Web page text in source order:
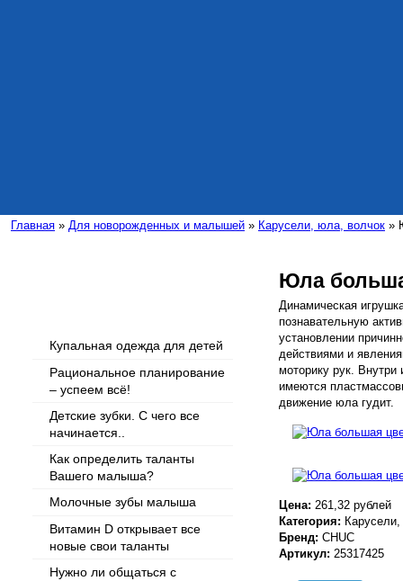
Главная » Для новорожденных и малышей » Карусели, юла, волчок »
Купальная одежда для детей
Рациональное планирование
– успеем всё!
Детские зубки. С чего все
начинается..
Как определить таланты
Вашего малыша?
Молочные зубы малыша
Витамин D открывает все
новые свои таланты
Нужно ли общаться с
Юла
Динамическая
познавательную
установлении
действиями и
моторику рук. Внутри
имеются
движение юла гудит.
Цена: 261,32 рублей
Категория:
Бренд: CHUC
Артикул: 25317425